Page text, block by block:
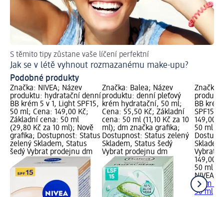
S těmito tipy zůstane vaše líčení perfektní
Jak se v létě vyhnout rozmazanému make-upu?
Podobné produkty
Značka: NIVEA; Název
produktu: hydratační denní
BB krém 5 v 1, Light SPF15,
50 ml; Cena: 149,00 Kč;
Základní cena: 50 ml
(29,80 Kč za 10 ml); Nově
grafika; Dostupnost: Status
zelený Skladem, Status
šedý Vybrat prodejnu dm
Značka: Balea; Název
produktu: denní pleťový
krém hydratační, 50 ml;
Cena: 55,50 Kč; Základní
cena: 50 ml (11,10 Kč za 10
ml); dm značka grafika;
Dostupnost: Status zelený
Skladem, Status šedý
Vybrat prodejnu dm
Značka:
BB
SPF15,
149,00
50 ml
Vybrat
149,00
50 ml
NIVEA
krém 5
50 ml